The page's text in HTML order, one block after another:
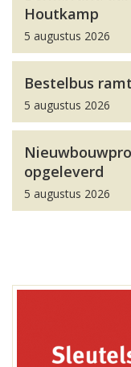
Houtkamp
5 augustus 2026
Bestelbus
5 augustus 2026
opgeleverd
5 augustus 2026